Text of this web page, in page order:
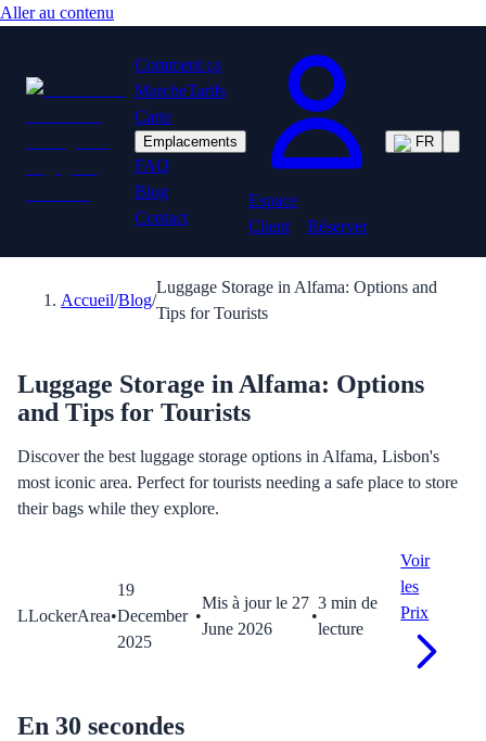
Aller au contenu
Comment ça
MarcheTarifs
Carte
Emplacements
FAQ
Blog
Contact
Espace
Client
Réserver
FR
Accueil/Blog/
Luggage Storage in Alfama: Options and
Tips for Tourists
Luggage Storage in Alfama: Options
and Tips for Tourists
Discover the best luggage storage options in Alfama, Lisbon's
most iconic area. Perfect for tourists needing a safe place to store
their bags while they explore.
LLockerArea•
19
December
2025
•
Mis à jour le 27
June 2026
•
3min de
lecture
Voir
les
Prix
En 30 secondes